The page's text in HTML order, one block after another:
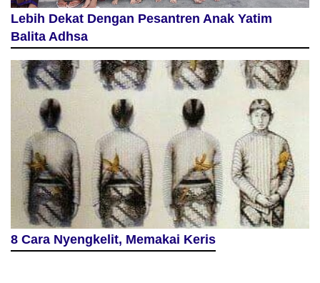
Lebih Dekat Dengan Pesantren Anak Yatim
Balita Adhsa
8 Cara Nyengkelit, Memakai Keris